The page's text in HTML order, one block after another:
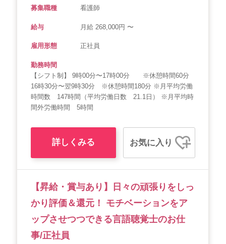
募集職種 看護師
給与 月給 268,000円 〜
雇用形態 正社員
勤務時間
【シフト制】 9時00分〜17時00分 ※休憩時間60分
16時30分〜翌9時30分 ※休憩時間180分 ※月平均労働
時間数 147時間（平均労働日数 21.1日） ※月平均時
間外労働時間 5時間
詳しくみる お気に入り
【昇給・賞与あり】日々の頑張りをしっ
かり評価＆還元！ モチベーションをア
ップさせつつできる言語聴覚士のお仕
事/正社員